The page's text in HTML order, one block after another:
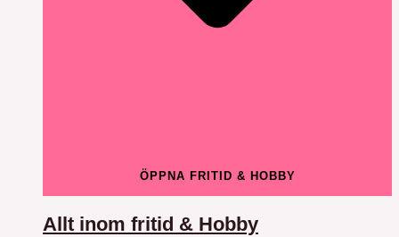
ÖPPNA FRITID & HOBBY
Allt inom fritid & Hobby